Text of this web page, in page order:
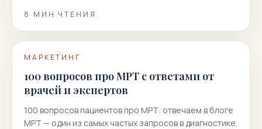
8 МИН ЧТЕНИЯ
МАРКЕТИНГ
100 вопросов про МРТ с ответами от
врачей и экспертов
100 вопросов пациентов про МРТ: отвечаем в блоге
МРТ — один из самых частых запросов в диагностике,